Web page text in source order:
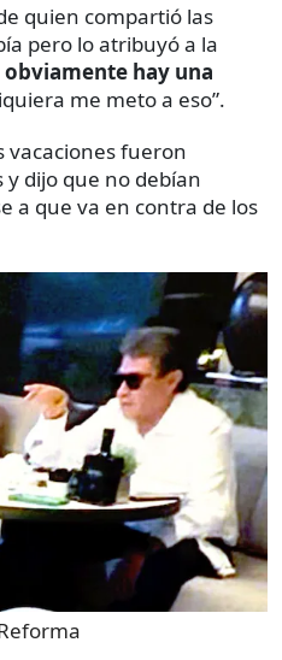
quien compartió las
pero lo atribuyó a la
hay una
me meto a eso”.
vacaciones fueron
y dijo que no debían
a que va en contra de los